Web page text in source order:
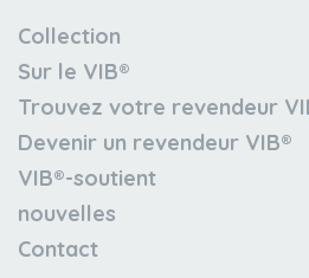
Collection
Sur le VIB®
Trouvez votre revendeur
Devenir un revendeur VIB®
VIB®-soutient
nouvelles
Contact